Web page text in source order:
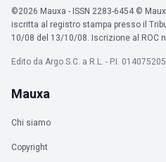
©2026 Mauxa - ISSN 2283-6454 ©
iscritta al registro stampa presso il
10/08 del 13/10/08. Iscrizione al ROC
Edito da Argo S.C. a R.L. - P.I.
Mauxa
Chi siamo
Copyright